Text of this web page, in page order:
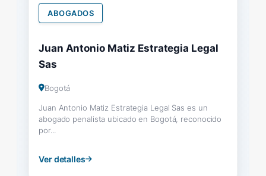
ABOGADOS
Juan Antonio Matiz Estrategia Legal
Sas
Bogotá
Juan Antonio Matiz Estrategia Legal Sas es un
abogado penalista ubicado en Bogotá, reconocido
por...
Ver detalles